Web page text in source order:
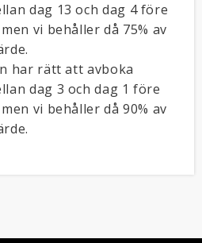
dag 13 och dag 4 före
vi behåller då 75% av
har rätt att avboka
dag 3 och dag 1 före
vi behåller då 90% av